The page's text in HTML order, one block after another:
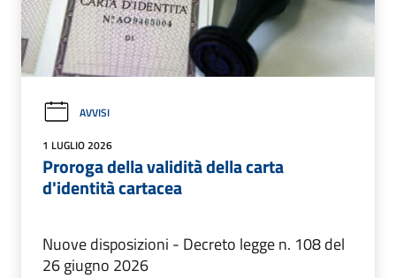
AVVISI
1 LUGLIO 2026
Proroga della validità della carta
d'identità cartacea
Nuove disposizioni - Decreto legge n. 108 del
26 giugno 2026